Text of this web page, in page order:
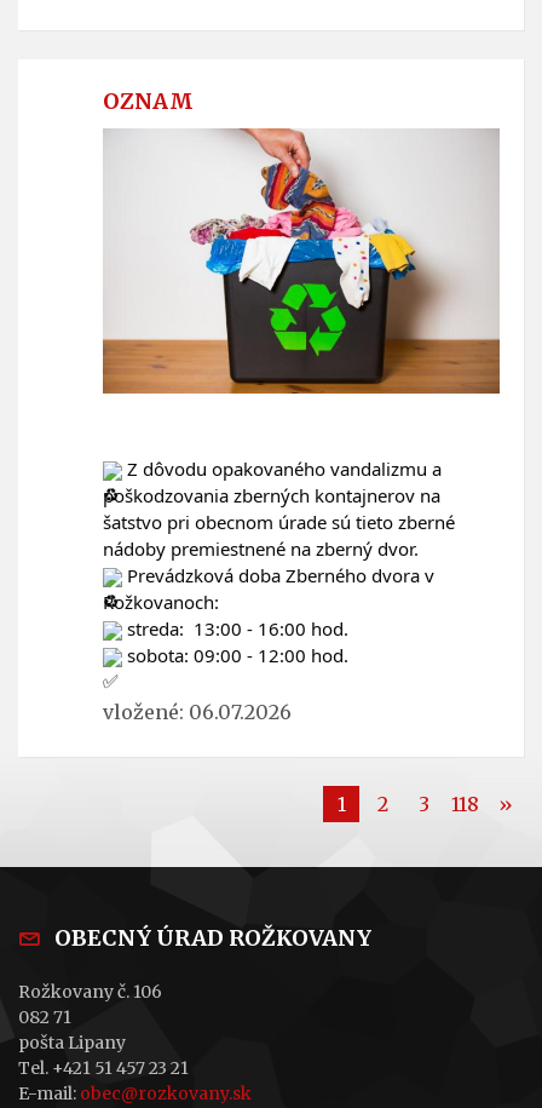
OZNAM
Z dôvodu opakovaného vandalizmu a
poškodzovania zberných kontajnerov na
šatstvo pri obecnom úrade sú tieto zberné
nádoby premiestnené na zberný dvor.
Prevádzková doba Zberného dvora v
Rožkovanoch:
streda:  13:00 - 16:00 hod.
sobota: 09:00 - 12:00 hod.
vložené: 06.07.2026
1 2 3 118 »
OBECNÝ ÚRAD ROŽKOVANY
Rožkovany č. 106
082 71
pošta Lipany
Tel. +421 51 457 23 21
E-mail: obec@rozkovany.sk